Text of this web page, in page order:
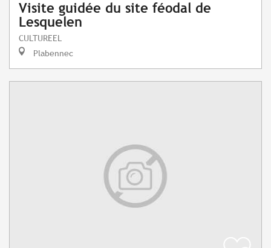
Visite guidée du site féodal de
Lesquelen
CULTUREEL
Plabennec